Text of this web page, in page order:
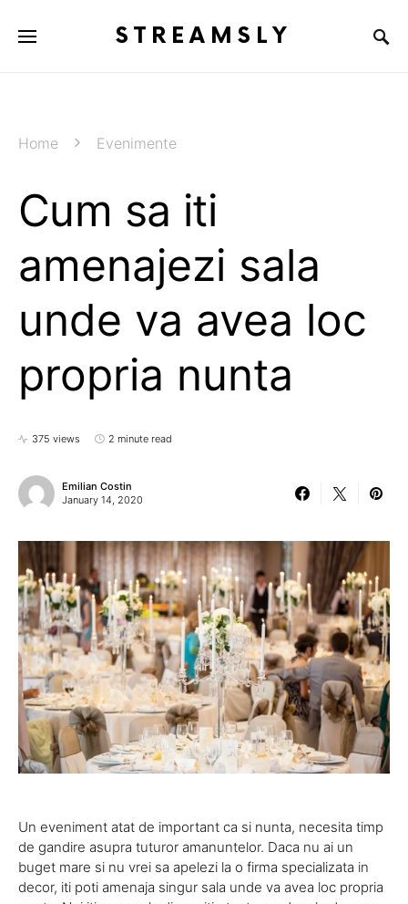
STREAMSLY
Home Evenimente
Cum sa iti
amenajezi sala
unde va avea loc
propria nunta
375 views 2 minute read
Emilian Costin
January 14, 2020
Un eveniment atat de important ca si nunta, necesita timp
de gandire asupra tuturor amanuntelor. Daca nu ai un
buget mare si nu vrei sa apelezi la o firma specializata in
decor, iti poti amenaja singur sala unde va avea loc propria